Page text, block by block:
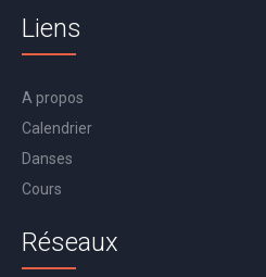
Liens
A propos
Calendrier
Danses
Cours
Réseaux